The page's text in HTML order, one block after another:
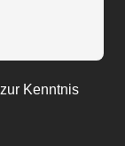
zur Kenntnis